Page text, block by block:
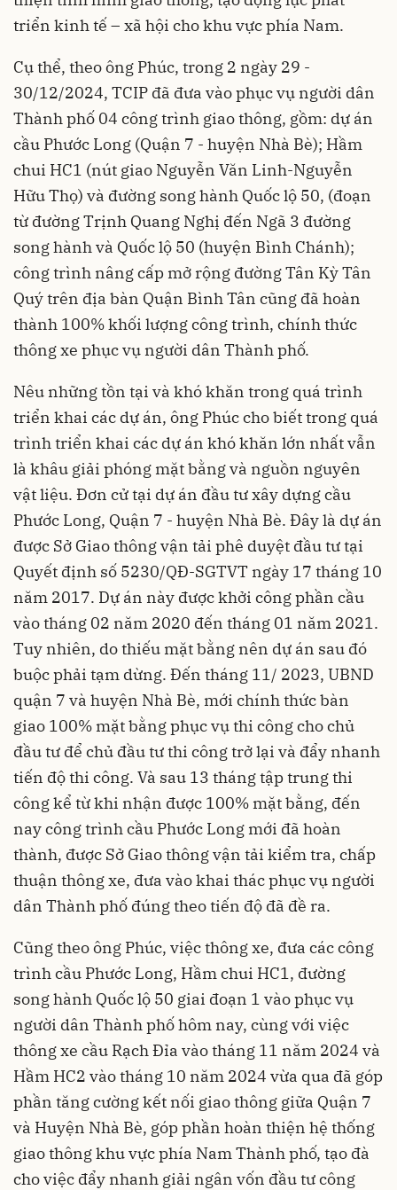
triển kinh tế – xã hội cho khu vực phía Nam.
Cụ thể, theo ông Phúc, trong 2 ngày 29 -
30/12/2024, TCIP đã đưa vào phục vụ người dân
Thành phố 04 công trình giao thông, gồm: dự án
cầu Phước Long (Quận 7 - huyện Nhà Bè); Hầm
chui HC1 (nút giao Nguyễn Văn Linh-Nguyễn
Hữu Thọ) và đường song hành Quốc lộ 50, (đoạn
từ đường Trịnh Quang Nghị đến Ngã 3 đường
song hành và Quốc lộ 50 (huyện Bình Chánh);
công trình nâng cấp mở rộng đường Tân Kỳ Tân
Quý trên địa bàn Quận Bình Tân cũng đã hoàn
thành 100% khối lượng công trình, chính thức
thông xe phục vụ người dân Thành phố.
Nêu những tồn tại và khó khăn trong quá trình
triển khai các dự án, ông Phúc cho biết trong quá
trình triển khai các dự án khó khăn lớn nhất vẫn
là khâu giải phóng mặt bằng và nguồn nguyên
vật liệu. Đơn cử tại dự án đầu tư xây dựng cầu
Phước Long, Quận 7 - huyện Nhà Bè. Đây là dự án
được Sở Giao thông vận tải phê duyệt đầu tư tại
Quyết định số 5230/QĐ-SGTVT ngày 17 tháng 10
năm 2017. Dự án này được khởi công phần cầu
vào tháng 02 năm 2020 đến tháng 01 năm 2021.
Tuy nhiên, do thiếu mặt bằng nên dự án sau đó
buộc phải tạm dừng. Đến tháng 11/ 2023, UBND
quận 7 và huyện Nhà Bè, mới chính thức bàn
giao 100% mặt bằng phục vụ thi công cho chủ
đầu tư để chủ đầu tư thi công trở lại và đẩy nhanh
tiến độ thi công. Và sau 13 tháng tập trung thi
công kể từ khi nhận được 100% mặt bằng, đến
nay công trình cầu Phước Long mới đã hoàn
thành, được Sở Giao thông vận tải kiểm tra, chấp
thuận thông xe, đưa vào khai thác phục vụ người
dân Thành phố đúng theo tiến độ đã đề ra.
Cũng theo ông Phúc, việc thông xe, đưa các công
trình cầu Phước Long, Hầm chui HC1, đường
song hành Quốc lộ 50 giai đoạn 1 vào phục vụ
người dân Thành phố hôm nay, cùng với việc
thông xe cầu Rạch Đỉa vào tháng 11 năm 2024 và
Hầm HC2 vào tháng 10 năm 2024 vừa qua đã góp
phần tăng cường kết nối giao thông giữa Quận 7
và Huyện Nhà Bè, góp phần hoàn thiện hệ thống
giao thông khu vực phía Nam Thành phố, tạo đà
cho việc đẩy nhanh giải ngân vốn đầu tư công